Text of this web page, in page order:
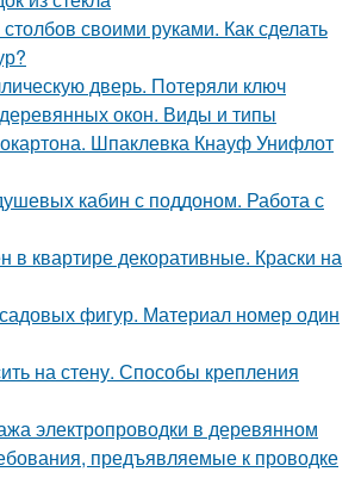
своими руками. Как сделать
дверь. Потеряли ключ
окон. Виды и типы
Шпаклевка Кнауф Унифлот
кабин с поддоном. Работа с
в квартире декоративные. Краски на
фигур. Материал номер один
на стену. Способы крепления
электропроводки в деревянном
предъявляемые к проводке